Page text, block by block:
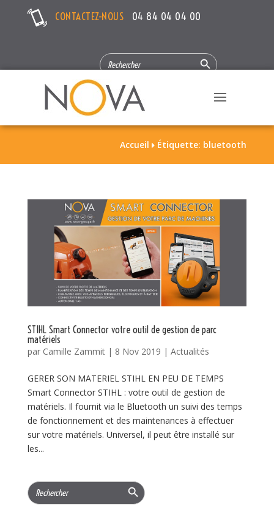
CONTACTEZ-NOUS 04 84 04 04 00
SEARCH
FOR:
Search Button
Accueil  Étiquette: bluetooth
STIHL Smart Connector votre outil de gestion de parc
matériels
par Camille Zammit| 8 Nov 2019 | Actualités
GERER SON MATERIEL STIHL EN PEU DE TEMPS
Smart Connector STIHL : votre outil de gestion de
matériels. Il fournit via le Bluetooth un suivi des temps
de fonctionnement et des maintenances à effectuer
sur votre matériels. Universel, il peut être installé sur
les...
Search
for:
Search Button